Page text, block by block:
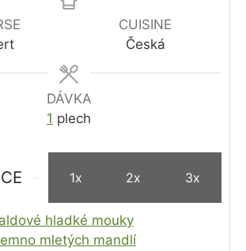
CUISINE
Česká
DÁVKA
1 plech
1x 2x 3x
hladké mouky
mletých mandlí